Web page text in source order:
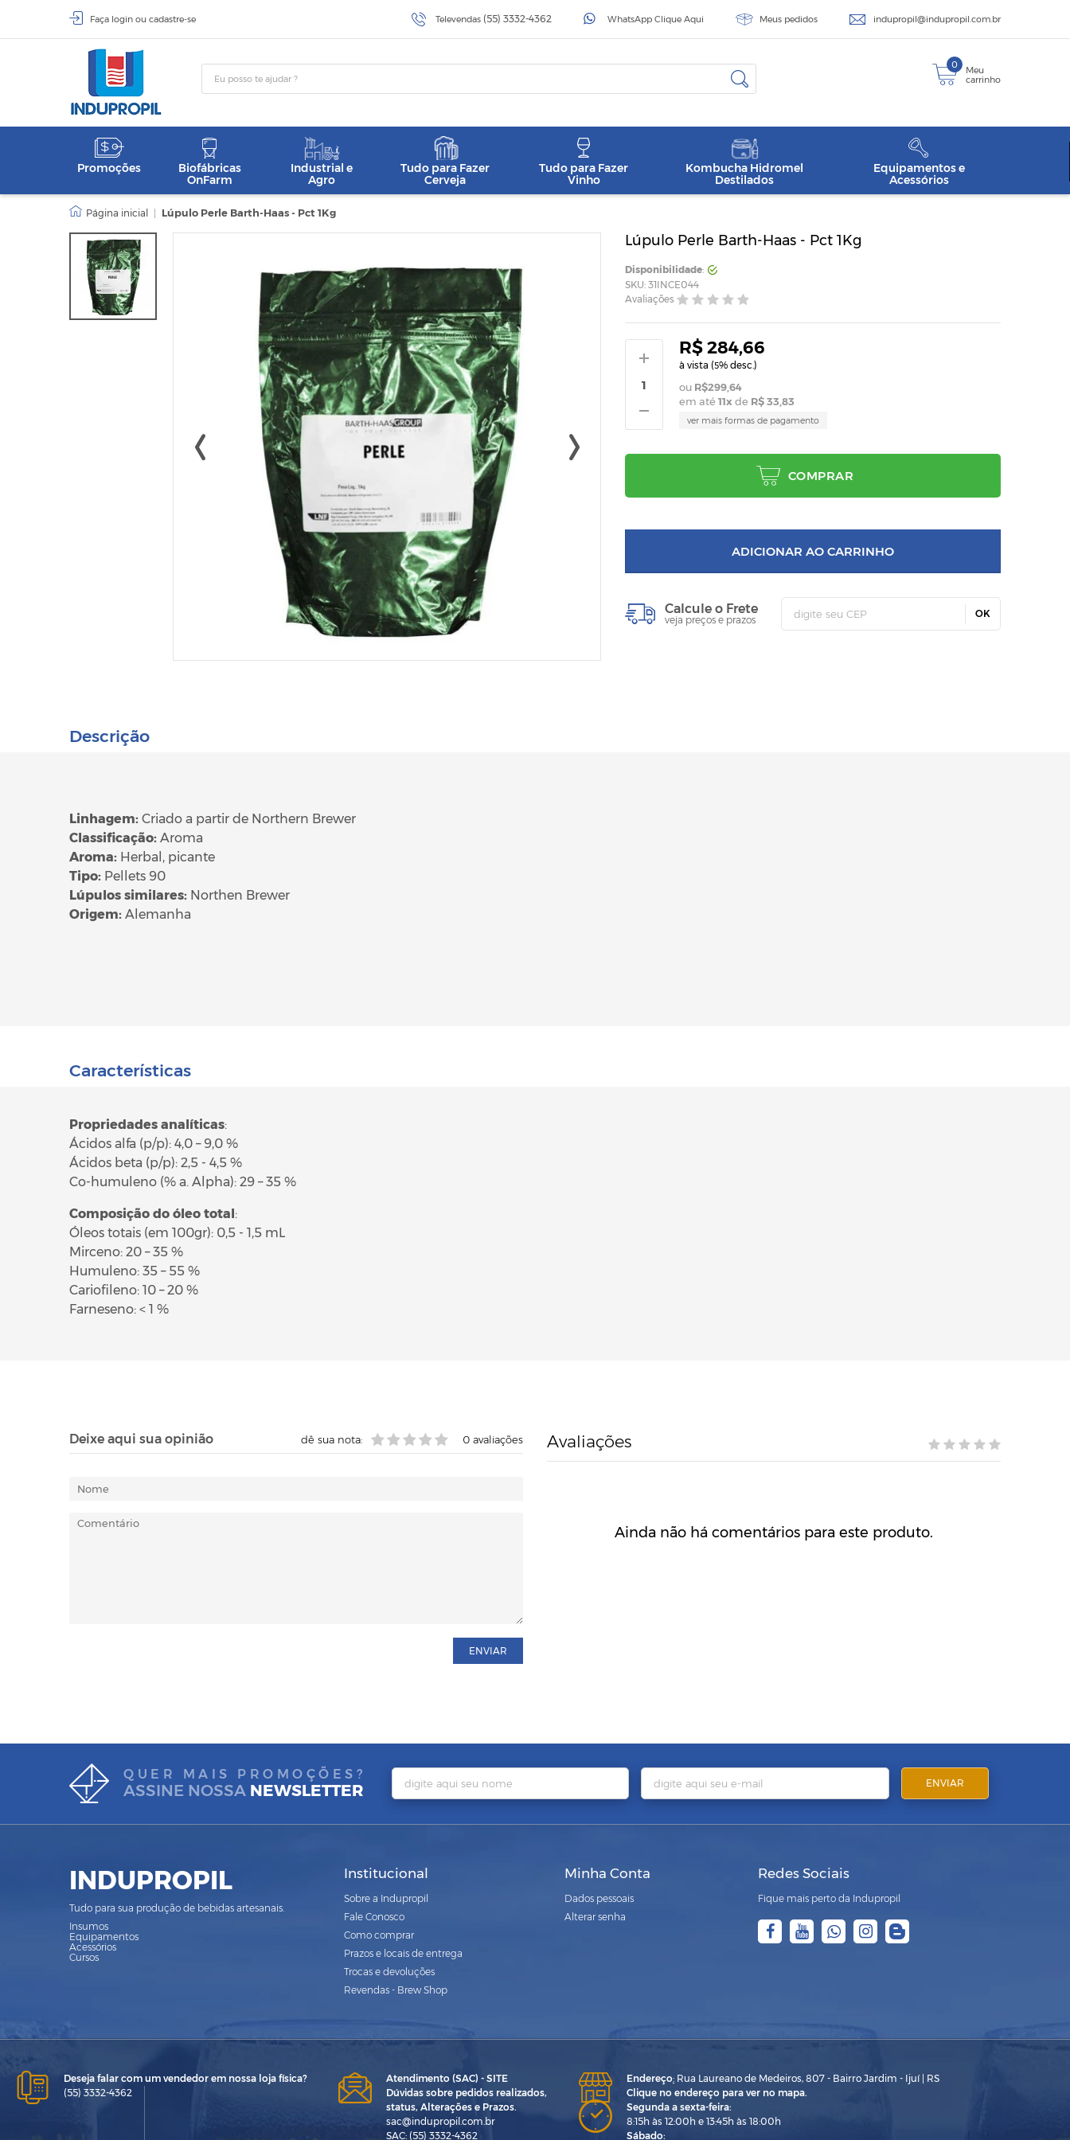
Faça login ou cadastre-se Televendas (55) 3332-4362 WhatsApp Clique Aqui Meus pedidos indupropil@indupropil.com.br
0
Meu
carrinho
Promoções
Biofábricas
OnFarm
Industrial e
Agro
Tudo para Fazer
Cerveja
Tudo para Fazer
Vinho
Kombucha Hidromel
Destilados
Equipamentos e
Acessórios
Lúpulo Perle Barth-Haas - Pct 1Kg
Lúpulo Perle Barth-Haas - Pct 1Kg
Disponibilidade:
SKU: 31INCE044
Avaliações
R$ 284,66
à vista (5% desc.)
R$299,64
em até 11x de R$ 33,83
ver mais formas de pagamento
COMPRAR
ADICIONAR AO CARRINHO
Calcule o Frete
veja preços e prazos
OK
Descrição
Linhagem: Criado a partir de Northern Brewer
Classificação: Aroma
Aroma: Herbal, picante
Tipo: Pellets 90
Lúpulos similares: Northen Brewer
Origem: Alemanha
Características
Propriedades analíticas:
Ácidos alfa (p/p): 4,0 – 9,0 %
Ácidos beta (p/p): 2,5 - 4,5 %
Co-humuleno (% a. Alpha): 29 – 35 %
Composição do óleo total:
Óleos totais (em 100gr): 0,5 - 1,5 mL
Mirceno: 20 – 35 %
Humuleno: 35 – 55 %
Cariofileno: 10 – 20 %
Farneseno: < 1 %
Deixe aqui sua opinião 0 avaliações
dê sua nota:
ENVIAR
Avaliações
Ainda não há comentários para este produto.
QUER MAIS PROMOÇÕES?
ASSINE NOSSA NEWSLETTER
INDUPROPIL
Tudo para sua produção de bebidas artesanais.
Insumos
Equipamentos
Acessórios
Cursos
Institucional
Sobre a Indupropil
Fale Conosco
Como comprar
Prazos e locais de entrega
Trocas e devoluções
Revendas - Brew Shop
Minha Conta
Dados pessoais
Alterar senha
Redes Sociais
Fique mais perto da Indupropil
Deseja falar com um vendedor em nossa loja física?
(55) 3332-4362
Atendimento (SAC) - SITE
Dúvidas sobre pedidos realizados,
status, Alterações e Prazos.
sac@indupropil.com.br
SAC: (55) 3332-4362
Endereço: Rua Laureano de Medeiros, 807 - Bairro Jardim - Ijuí | RS
Clique no endereço para ver no mapa.
Segunda a sexta-feira:
8:15h às 12:00h e 13:45h às 18:00h
Sábado: